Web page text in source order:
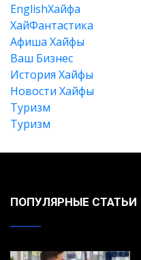
EnglishХайфа
XайФантастика
Афиша Хайфы
Ваш Бизнес
История Хайфы
Новости Хайфы
Туризм
Туризм
ПОПУЛЯРНЫЕ СТАТЬИ